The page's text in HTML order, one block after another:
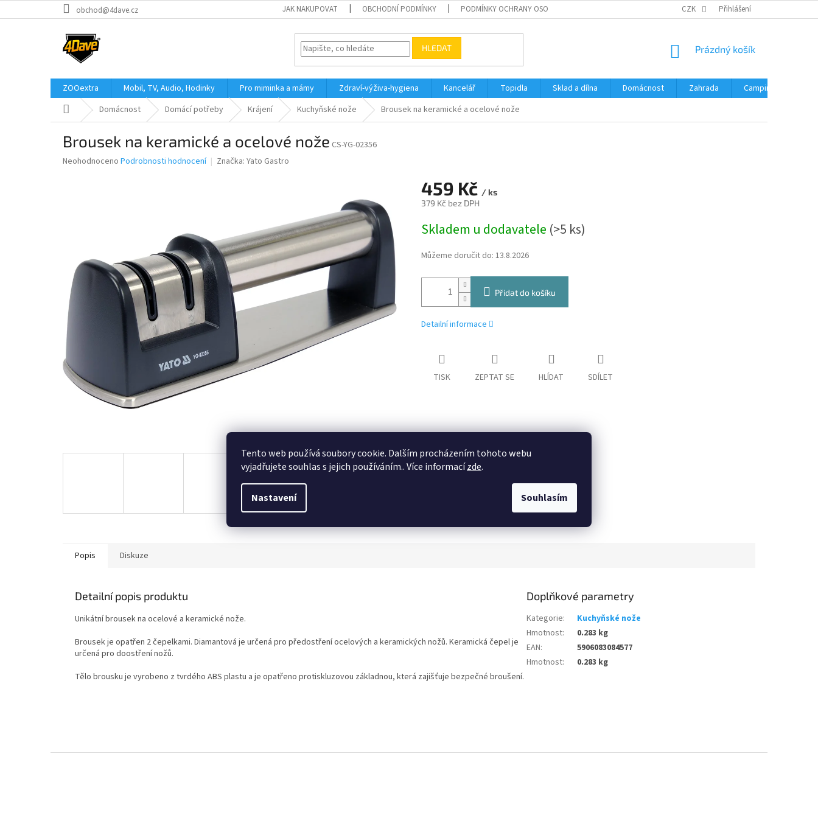
Tento web používá soubory cookie. Dalším procházením tohoto webu
vyjadřujete souhlas s jejich používáním.. Více informacízde.
Nastavení Souhlasím
na
obchod@4dave.cz JAK NAKUPOVAT OBCHODNÍ PODMÍNKY PODMÍNKY OCHRANY OSOBNÍCH ÚDAJŮ CZK Přihlášení
HLEDAT
NÁKUPNÍ
Prázdný košík
ZOOextra Mobil, TV, Audio, Hodinky Pro miminka a mámy Zdraví-výživa-hygiena Kancelář Topidla Sklad a dílna Domácnost Zahrada Camping
Domů Domácnost Domácí potřeby Krájení Kuchyňské nože Brousek na keramické a ocelové nože
Brousek na keramické a ocelové nože CS-YG-02356
Průměrné
Neohodnoceno Podrobnosti hodnocení Značka: Yato Gastro
459 Kč / ks
379 Kč bez DPH
cena:
Skladem u dodavatele (>5 ks)
Můžeme doručit do: 13.8.2026
Přidat do košíku
Detailní informace
TISK ZEPTAT SE HLÍDAT SDÍLET
Popis Diskuze
Detailní popis produktu
Unikátní brousek na ocelové a keramické nože.
Brousek je opatřen 2 čepelkami. Diamantová je určená pro předostření ocelových a keramických nožů. Keramická čepel je
určená pro doostření nožů.
Tělo brousku je vyrobeno z tvrdého ABS plastu a je opatřeno protiskluzovou základnou, která zajišťuje bezpečné broušení.
Doplňkové parametry
Kategorie:
Kuchyňské nože
Hmotnost:
0.283 kg
EAN:
5906083084577
Hmotnost: 0.283 kg